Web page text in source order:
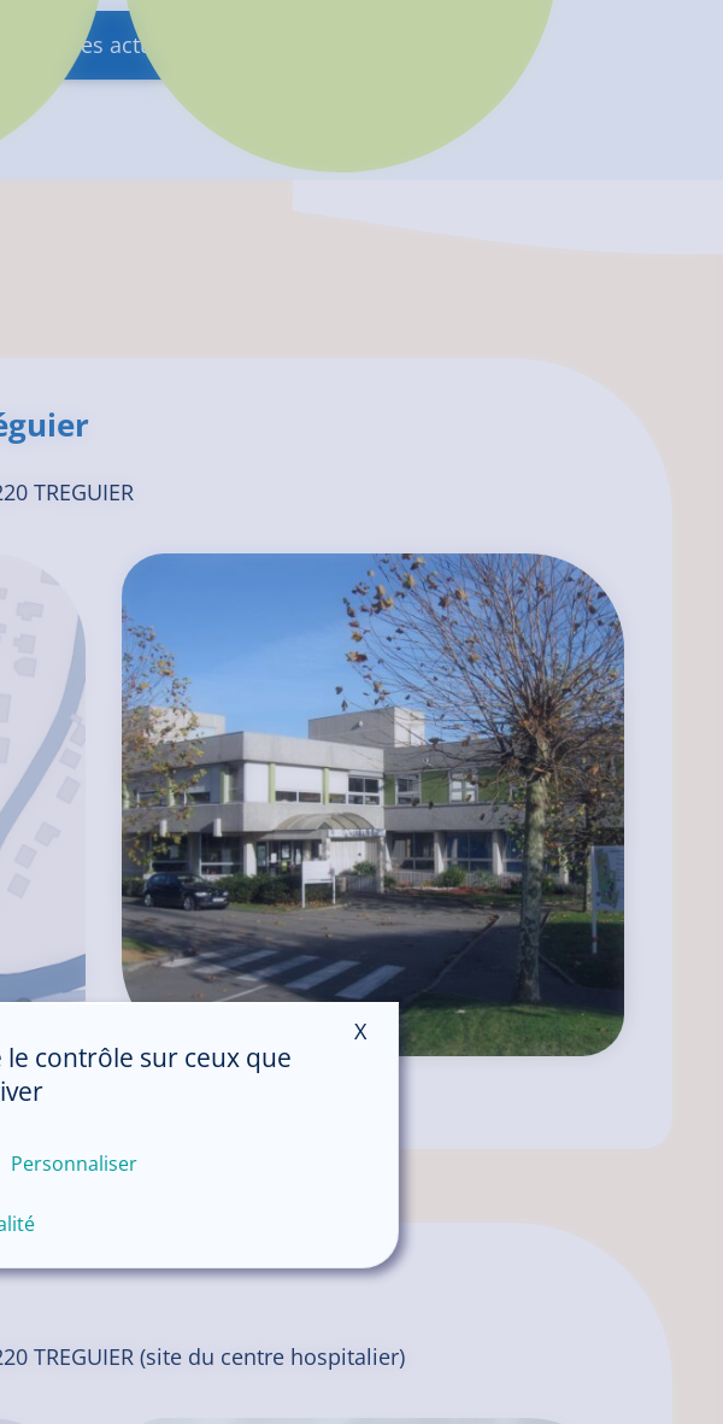
Toutes les actualités
TREGUIER
TREGUIER (site du centre hospitalier)
le contrôle sur ceux que
Personnaliser
X Masquer le bandeau des cookies